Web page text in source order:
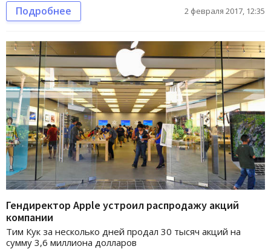
Подробнее 2 февраля 2017, 12:35
Гендиректор Apple устроил распродажу акций
компании
Тим Кук за несколько дней продал 30 тысяч акций на
сумму 3,6 миллиона долларов